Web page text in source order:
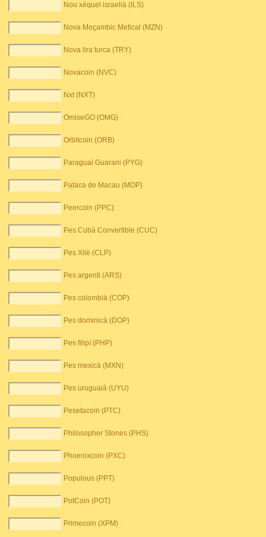
Nou xéquel israelià (ILS)
Nova Moçambic Metical (MZN)
Nova lira turca (TRY)
Novacoin (NVC)
Nxt (NXT)
OmiseGO (OMG)
Orbitcoin (ORB)
Paraguai Guarani (PYG)
Pataca de Macau (MOP)
Peercoin (PPC)
Pes Cubà Convertible (CUC)
Pes Xilè (CLP)
Pes argentí (ARS)
Pes colombià (COP)
Pes dominicà (DOP)
Pes filipí (PHP)
Pes mexicà (MXN)
Pes uruguaià (UYU)
Pesetacoin (PTC)
Philosopher Stones (PHS)
Phoenixcoin (PXC)
Populous (PPT)
PotCoin (POT)
Primecoin (XPM)